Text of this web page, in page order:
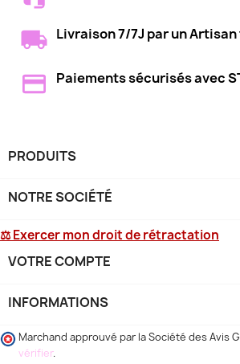
Livraison 7/7J par un
Paiements sécurisés avec
PRODUITS
NOTRE SOCIÉTÉ
⚖ Exercer mon droit de rétractation
VOTRE COMPTE
INFORMATIONS
Marchand approuvé par la Société des Avis
vérifier.